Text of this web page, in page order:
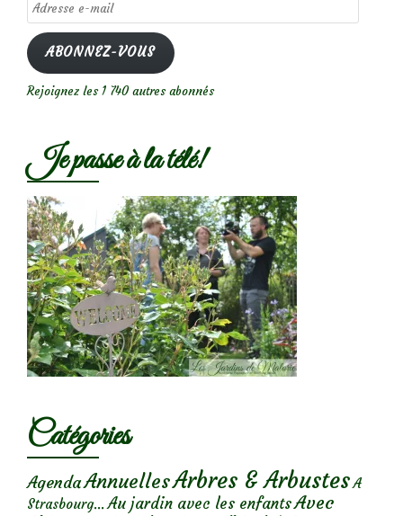
e-
mail
ABONNEZ-VOUS
Rejoignez les 1 740 autres abonnés
Je passe à la télé!
Catégories
AgendaAnnuellesArbres & Arbustes A
Strasbourg... Au jardin avec les enfantsAvec